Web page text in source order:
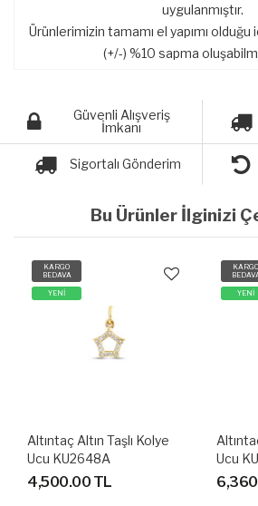
uygulanmıştır.
Ürünlerimizin tamamı el yapımı olduğu
(+/-) %10 sapma
Güvenli Alışveriş
İmkanı
Sigortalı Gönderim
Bu Ürünler İlginizi
KARGO
BEDAVA
YENİ
Altıntaç Altın Taşlı Kolye
Ucu KU2648A
4,500.00 TL
KARGO
YENİ
Ucu